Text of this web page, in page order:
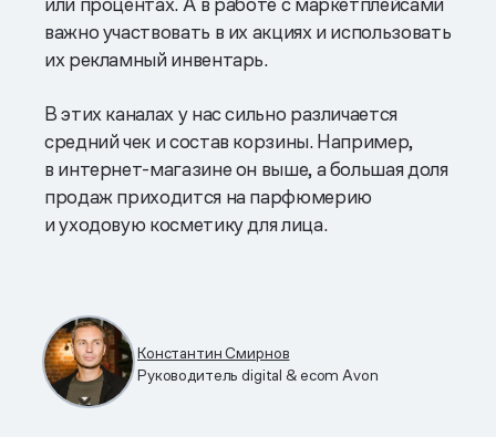
важно участвовать в их акциях и использовать
их рекламный инвентарь.
В этих каналах у нас сильно различается
средний чек и состав корзины. Например,
в интернет-магазине он выше, а большая доля
продаж приходится на парфюмерию
и уходовую косметику для лица.
Константин Смирнов
Руководитель digital & ecom Avon